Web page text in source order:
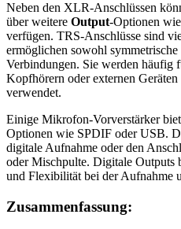
Neben den XLR-Anschlüssen
über weitere Output-Optionen
verfügen. TRS-Anschlüsse sind
ermöglichen sowohl
Verbindungen. Sie werden häufig
Kopfhörern oder externen
verwendet.
Einige Mikrofon-Vorverstärker
Optionen wie SPDIF oder USB.
digitale Aufnahme oder den
oder Mischpulte. Digitale Outputs
und Flexibilität bei der Aufnahme
Zusammenfassung: